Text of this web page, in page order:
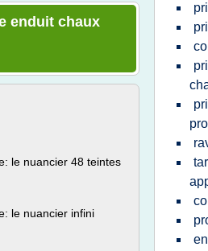
enduit chaux
le nuancier 48 teintes
le nuancier infini